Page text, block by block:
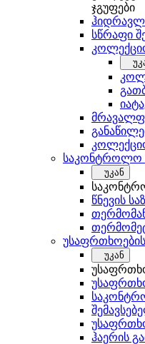
ჯგუფები
სწრაფი
საკონტროლო
უკან
წნევის
უკან
ჰაერის